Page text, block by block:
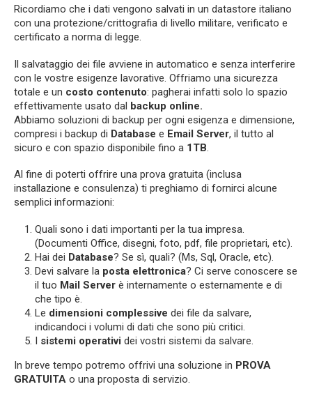
Ricordiamo che i dati vengono salvati in un datastore italiano
con una protezione/crittografia di livello militare, verificato e
certificato a norma di legge.
Il salvataggio dei file avviene in automatico e senza interferire
con le vostre esigenze lavorative. Offriamo una sicurezza
totale e un costo contenuto: pagherai infatti solo lo spazio
effettivamente usato dal backup online.
Abbiamo soluzioni di backup per ogni esigenza e dimensione,
compresi i backup di Database e Email Server, il tutto al
sicuro e con spazio disponibile fino a 1TB.
Al fine di poterti offrire una prova gratuita (inclusa
installazione e consulenza) ti preghiamo di fornirci alcune
semplici informazioni:
Quali sono i dati importanti per la tua impresa.
(Documenti Office, disegni, foto, pdf, file proprietari, etc).
Hai dei Database? Se sì, quali? (Ms, Sql, Oracle, etc).
Devi salvare la posta elettronica? Ci serve conoscere se
il tuo Mail Server è internamente o esternamente e di
che tipo è.
Le dimensioni complessive dei file da salvare,
indicandoci i volumi di dati che sono più critici.
I sistemi operativi dei vostri sistemi da salvare.
In breve tempo potremo offrivi una soluzione in PROVA
GRATUITA o una proposta di servizio.